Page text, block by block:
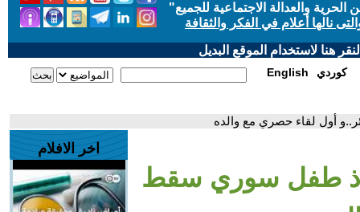
والعدالة الاجتماعية للجميع"
نالها أعلام في الفكر والثقافة
هنا لاستخدام الموقع البديل
English كوردي
أول لقاء حصري مع والده
طفل سوري سقط
اخر الافلام